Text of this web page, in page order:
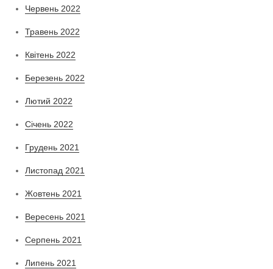
Червень 2022
Травень 2022
Квітень 2022
Березень 2022
Лютий 2022
Січень 2022
Грудень 2021
Листопад 2021
Жовтень 2021
Вересень 2021
Серпень 2021
Липень 2021